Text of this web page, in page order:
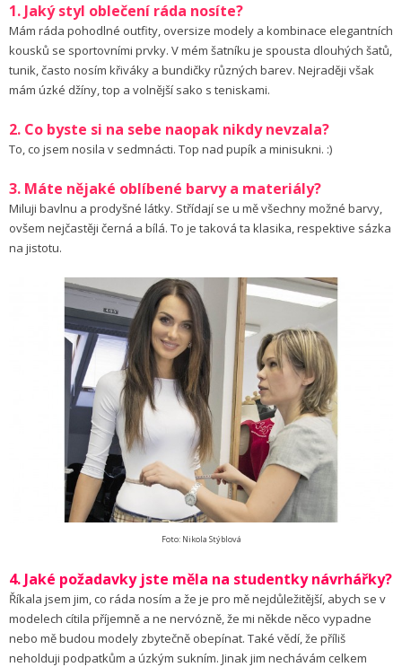
1. Jaký styl oblečení ráda nosíte?
Mám ráda pohodlné outfity, oversize modely a kombinace elegantních
kousků se sportovními prvky. V mém šatníku je spousta dlouhých šatů,
tunik, často nosím křiváky a bundičky různých barev. Nejraději však
mám úzké džíny, top a volnější sako s teniskami.
2. Co byste si na sebe naopak nikdy nevzala?
To, co jsem nosila v sedmnácti. Top nad pupík a minisukni. :)
3. Máte nějaké oblíbené barvy a materiály?
Miluji bavlnu a prodyšné látky. Střídají se u mě všechny možné barvy,
ovšem nejčastěji černá a bílá. To je taková ta klasika, respektive sázka
na jistotu.
Foto: Nikola Stýblová
4. Jaké požadavky jste měla na studentky návrhářky?
Říkala jsem jim, co ráda nosím a že je pro mě nejdůležitější, abych se v
modelech cítila příjemně a ne nervózně, že mi někde něco vypadne
nebo mě budou modely zbytečně obepínat. Také vědí, že příliš
neholduji podpatkům a úzkým sukním. Jinak jim nechávám celkem